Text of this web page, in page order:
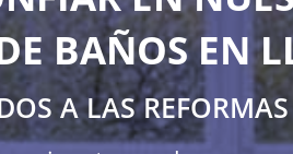
BAÑOS EN
A LAS